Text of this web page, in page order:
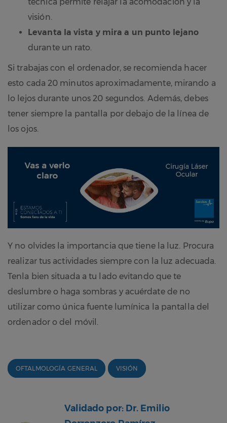
visión.
Levanta la vista y mira a un punto lejano
durante un rato.
Si trabajas con el ordenador, se recomienda hacer
esto cada 20 minutos aproximadamente, mirando a
lo lejos durante unos 20 segundos. Además, debes
tener siempre la pantalla por debajo de la línea de
los ojos.
Y no olvides la importancia que tiene la luz. Procura
realizar tus actividades siempre con la luz adecuada.
Tenla bien situada a tu lado evitando que te
deslumbre o haga sombras y acuérdate de no
utilizar como única fuente lumínica la pantalla del
ordenador o del móvil.
OFTALMOLOGÍA GENERAL VISIÓN
Validado por: Dr. Emilio